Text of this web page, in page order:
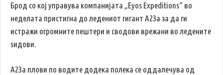
Брод со кој управува компанијата „Eyos Expeditions“ во
неделата пристигна до ледениот гигант A23a за да ги
истражи огромните пештери и сводови врежани во ледените
ѕидови.
А23а плови по водите додека полека се оддалечува од